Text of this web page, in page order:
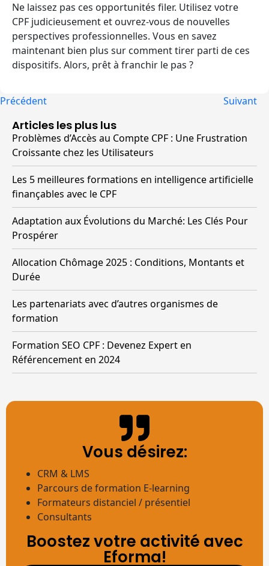
Ne laissez pas ces opportunités filer. Utilisez votre
CPF judicieusement et ouvrez-vous de nouvelles
perspectives professionnelles. Vous en savez
maintenant bien plus sur comment tirer parti de ces
dispositifs. Alors, prêt à franchir le pas ?
Précédent Suivant
Articles les plus lus
Problèmes d’Accès au Compte CPF : Une Frustration
Croissante chez les Utilisateurs
Les 5 meilleures formations en intelligence artificielle
finançables avec le CPF
Adaptation aux Évolutions du Marché: Les Clés Pour
Prospérer
Allocation Chômage 2025 : Conditions, Montants et
Durée
Les partenariats avec d’autres organismes de
formation
Formation SEO CPF : Devenez Expert en
Référencement en 2024
Vous désirez:
CRM & LMS
Parcours de formation E-learning
Formateurs distanciel / présentiel
Consultants
Boostez votre activité avec
Eforma!